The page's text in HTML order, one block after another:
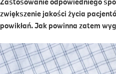
zwiększenie jakości życia
powikłań. Jak powinna zatem